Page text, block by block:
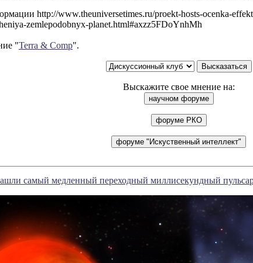
http://www.theuniversetimes.ru/proekt-hosts-ocenka-
zemlepodobnyx-planet.html#axzz5FDoYnhMh
"Terra & Comp".
Выскажите свое мнение на:
самый медленный переходный миллисекундный